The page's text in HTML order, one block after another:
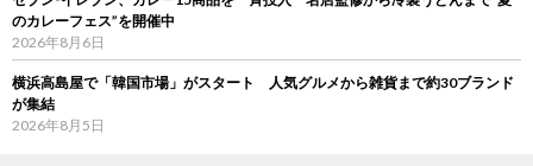
のカレーフェス”を開催中
2026年8月6日
横浜高島屋で「韓国市場」がスタート 人気グルメから雑貨まで約30ブランド
が集結
2026年8月5日